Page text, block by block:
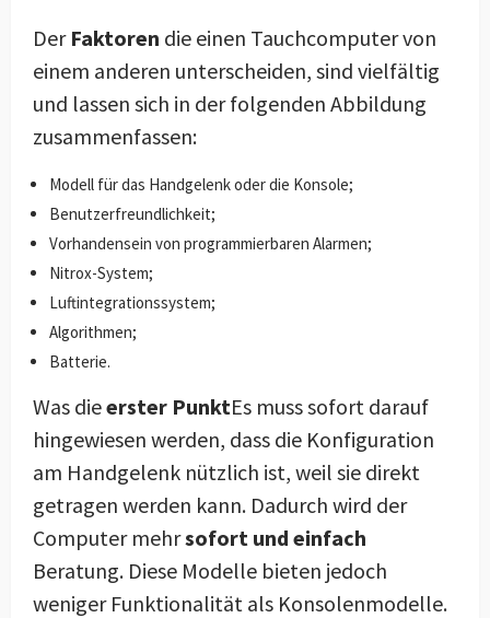
Der Faktoren die einen Tauchcomputer von
einem anderen unterscheiden, sind vielfältig
und lassen sich in der folgenden Abbildung
zusammenfassen:
Modell für das Handgelenk oder die Konsole;
Benutzerfreundlichkeit;
Vorhandensein von programmierbaren Alarmen;
Nitrox-System;
Luftintegrationssystem;
Algorithmen;
Batterie.
Was dieerster PunktEs muss sofort darauf
hingewiesen werden, dass die Konfiguration
am Handgelenk nützlich ist, weil sie direkt
getragen werden kann. Dadurch wird der
Computer mehrsofort und einfach
Beratung. Diese Modelle bieten jedoch
weniger Funktionalität als Konsolenmodelle.